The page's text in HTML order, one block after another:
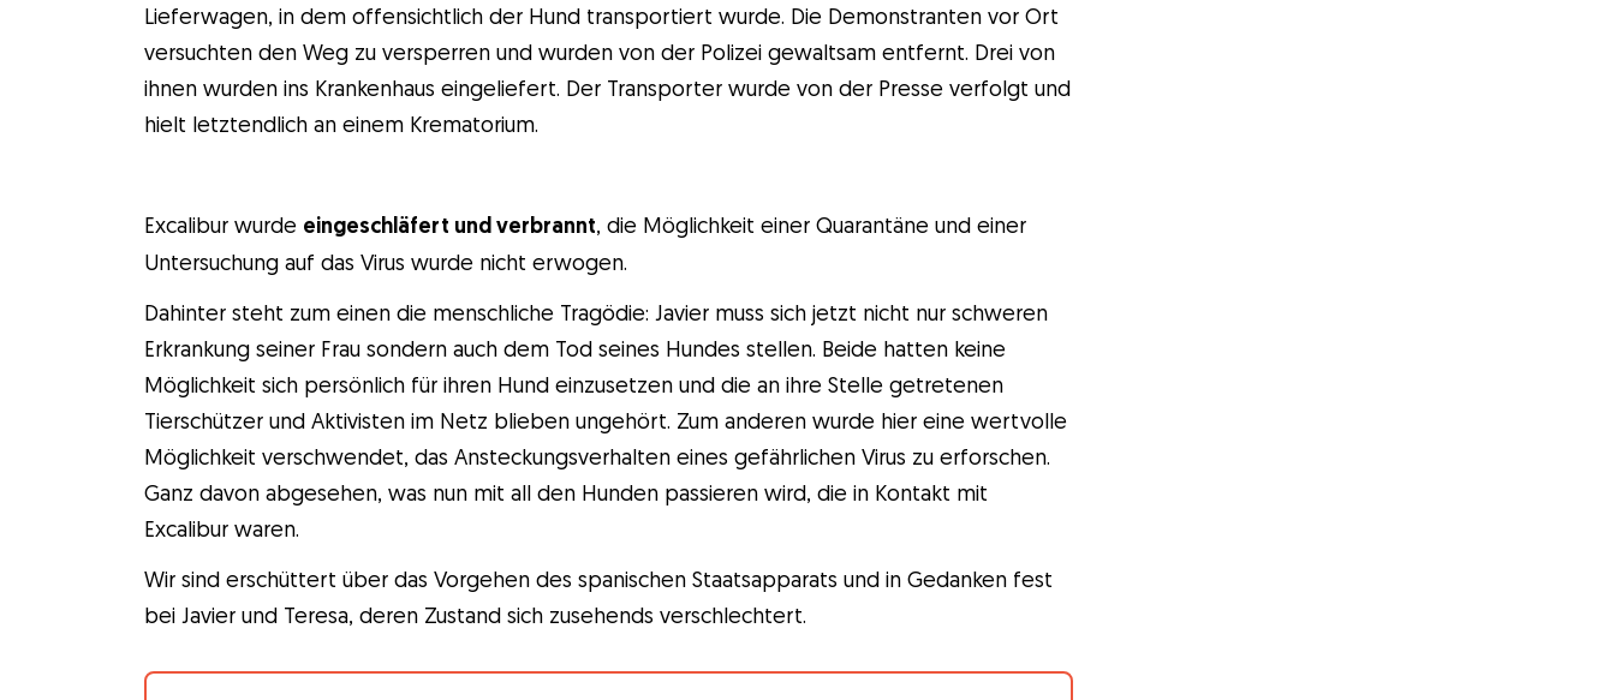
Lieferwagen, in dem offensichtlich der Hund transportiert wurde. Die Demonstranten vor Ort
versuchten den Weg zu versperren und wurden von der Polizei gewaltsam entfernt. Drei von
ihnen wurden ins Krankenhaus eingeliefert. Der Transporter wurde von der Presse verfolgt und
hielt letztendlich an einem Krematorium.
Excalibur wurde eingeschläfert und verbrannt, die Möglichkeit einer Quarantäne und einer
Untersuchung auf das Virus wurde nicht erwogen.
Dahinter steht zum einen die menschliche Tragödie: Javier muss sich jetzt nicht nur schweren
Erkrankung seiner Frau sondern auch dem Tod seines Hundes stellen. Beide hatten keine
Möglichkeit sich persönlich für ihren Hund einzusetzen und die an ihre Stelle getretenen
Tierschützer und Aktivisten im Netz blieben ungehört. Zum anderen wurde hier eine wertvolle
Möglichkeit verschwendet, das Ansteckungsverhalten eines gefährlichen Virus zu erforschen.
Ganz davon abgesehen, was nun mit all den Hunden passieren wird, die in Kontakt mit
Excalibur waren.
Wir sind erschüttert über das Vorgehen des spanischen Staatsapparats und in Gedanken fest
bei Javier und Teresa, deren Zustand sich zusehends verschlechtert.